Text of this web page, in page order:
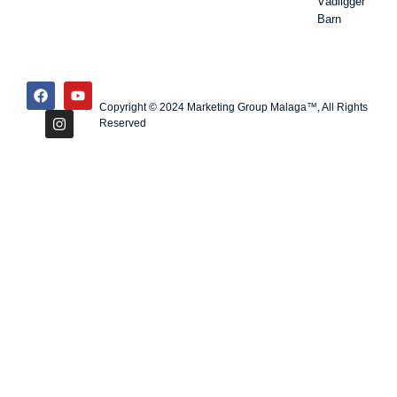
Barn
Copyright © 2024 Marketing Group Malaga™, All Rights
Reserved